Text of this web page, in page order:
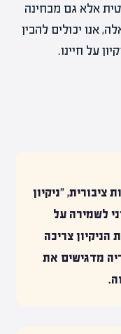
אלא גם מבחינה
אנו יכולים להבין
על חיינו.
ציבורית, "ניקיון
לשמירה על
הניקיון צריכה
מדגישים את